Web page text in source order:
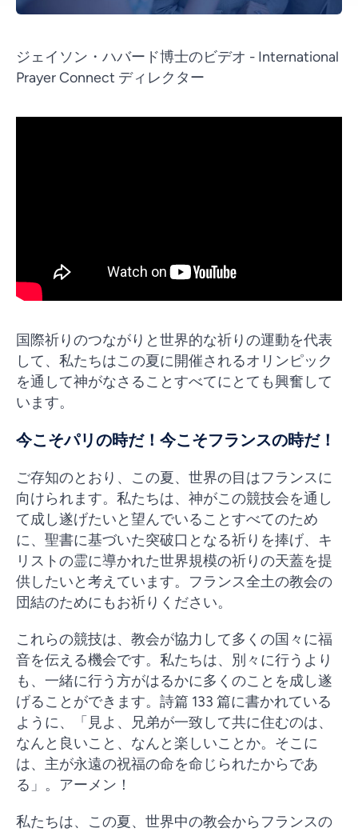
ジェイソン・ハバード博士のビデオ - International
Prayer Connect ディレクター
国際祈りのつながりと世界的な祈りの運動を代表
して、私たちはこの夏に開催されるオリンピック
を通して神がなさることすべてにとても興奮して
います。
今こそパリの時だ！今こそフランスの時だ！
ご存知のとおり、この夏、世界の目はフランスに
向けられます。私たちは、神がこの競技会を通し
て成し遂げたいと望んでいることすべてのため
に、聖書に基づいた突破口となる祈りを捧げ、キ
リストの霊に導かれた世界規模の祈りの天蓋を提
供したいと考えています。フランス全土の教会の
団結のためにもお祈りください。
これらの競技は、教会が協力して多くの国々に福
音を伝える機会です。私たちは、別々に行うより
も、一緒に行う方がはるかに多くのことを成し遂
げることができます。詩篇 133 篇に書かれている
ように、「見よ、兄弟が一致して共に住むのは、
なんと良いこと、なんと楽しいことか。そこに
は、主が永遠の祝福の命を命じられたからであ
る」。アーメン！
私たちは、この夏、世界中の教会からフランスの